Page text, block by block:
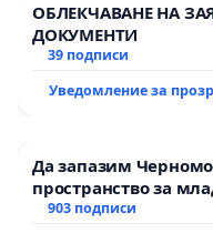
ОБЛЕКЧАВАНЕ НА
ДОКУМЕНТИ
39 подписи
Уведомление за
Да запазим
пространство за
903 подписи